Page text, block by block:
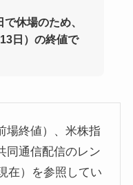
休場のため、
日）の終値で
場終値）、米株指
同通信配信のレン
在）を参照してい